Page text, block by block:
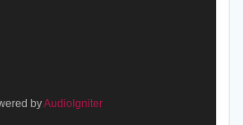
byAudioIgniter